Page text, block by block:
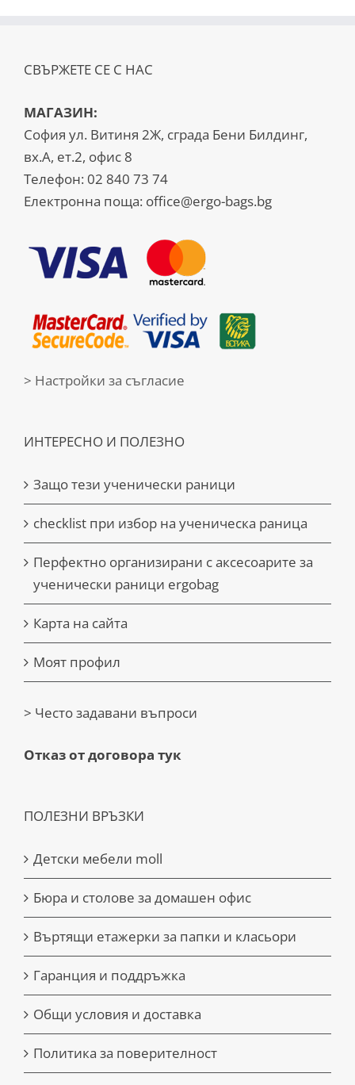
СВЪРЖЕТЕ СЕ С НАС
МАГАЗИН:
София ул. Витиня 2Ж, сграда Бени Билдинг,
вх.А, ет.2, офис 8
Телефон: 02 840 73 74
Електронна поща: office@ergo-bags.bg
> Настройки за съгласие
ИНТЕРЕСНО И ПОЛЕЗНО
Защо тези ученически раници
checklist при избор на ученическа раница
Перфектно организирани с аксесоарите за
ученически раници ergobag
Карта на сайта
Моят профил
> Често задавани въпроси
Отказ от договора тук
ПОЛЕЗНИ ВРЪЗКИ
Детски мебели moll
Бюра и столове за домашен офис
Въртящи етажерки за папки и класьори
Гаранция и поддръжка
Общи условия и доставка
Политика за поверителност